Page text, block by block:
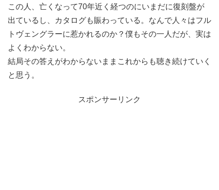
この人、亡くなって70年近く経つのにいまだに復刻盤が
出ているし、カタログも賑わっている。なんで人々はフル
トヴェングラーに惹かれるのか？僕もその一人だが、実は
よくわからない。
結局その答えがわからないままこれからも聴き続けていく
と思う。
スポンサーリンク